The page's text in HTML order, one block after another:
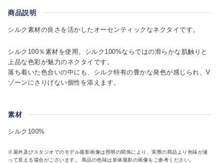
商品説明
シルク素材の良さを活かしたオーセンティックなネクタイです。
シルク100％素材を使用。シルク100%ならではの滑らかな肌触りと
上品な色彩が魅力のネクタイです。
落ち着いた色合いの中にも、シルク特有の豊かな発色が感じられ、V
ゾーンにさりげない個性を添えます。
素材
シルク100%
※屋外及びスタジオでのモデル撮影画像は照明の関係により、実際の商品より色味が違
って見える場合がございます。 商品の色味は単体撮影の画像をご参考ください。